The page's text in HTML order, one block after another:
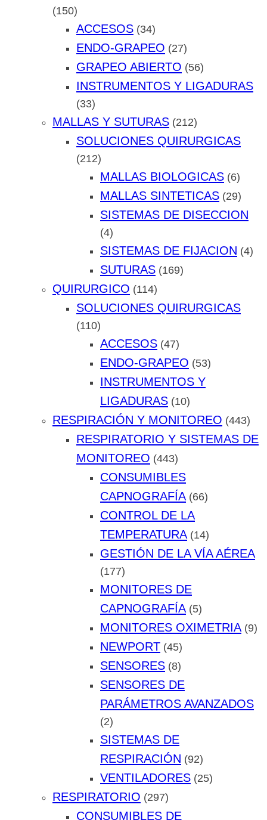
(150)
ACCESOS (34)
ENDO-GRAPEO (27)
GRAPEO ABIERTO (56)
INSTRUMENTOS Y LIGADURAS
(33)
MALLAS Y SUTURAS (212)
SOLUCIONES QUIRURGICAS
(212)
MALLAS BIOLOGICAS (6)
MALLAS SINTETICAS (29)
SISTEMAS DE DISECCION
(4)
SISTEMAS DE FIJACION (4)
SUTURAS (169)
QUIRURGICO (114)
SOLUCIONES QUIRURGICAS
(110)
ACCESOS (47)
ENDO-GRAPEO (53)
INSTRUMENTOS Y
LIGADURAS (10)
RESPIRACIÓN Y MONITOREO (443)
RESPIRATORIO Y SISTEMAS DE
MONITOREO (443)
CONSUMIBLES
CAPNOGRAFÍA (66)
CONTROL DE LA
TEMPERATURA (14)
GESTIÓN DE LA VÍA AÉREA
(177)
MONITORES DE
CAPNOGRAFÍA (5)
MONITORES OXIMETRIA (9)
NEWPORT (45)
SENSORES (8)
SENSORES DE
PARÁMETROS AVANZADOS
(2)
SISTEMAS DE
RESPIRACIÓN (92)
VENTILADORES (25)
RESPIRATORIO (297)
CONSUMIBLES DE